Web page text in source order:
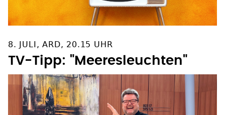
8. JULI, ARD, 20.15 UHR
TV-Tipp: "Meeresleuchten"